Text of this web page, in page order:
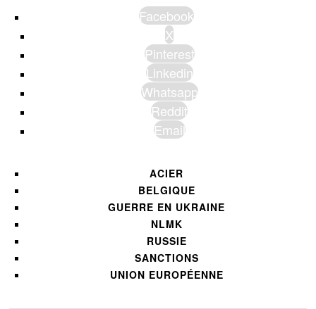
Facebook
X
Pinterest
Linkedin
Whatsapp
Reddit
Email
ACIER
BELGIQUE
GUERRE EN UKRAINE
NLMK
RUSSIE
SANCTIONS
UNION EUROPÉENNE